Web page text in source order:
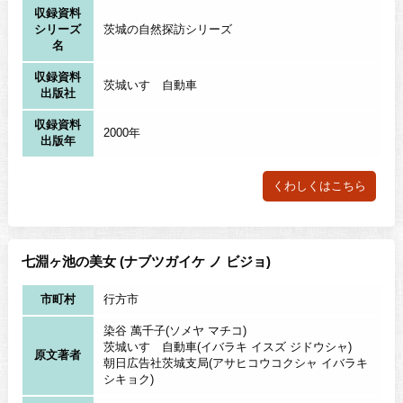
収録資料
シリーズ
名
茨城の自然探訪シリーズ
収録資料
出版社
茨城いすゞ自動車
収録資料
出版年
2000年
くわしくはこちら
七淵ヶ池の美女 (ナブツガイケ ノ ビジョ)
市町村 行方市
原文著者
染谷 萬千子(ソメヤ マチコ)
茨城いすゞ自動車(イバラキ イスズ ジドウシャ)
朝日広告社茨城支局(アサヒコウコクシャ イバラキ
シキョク)